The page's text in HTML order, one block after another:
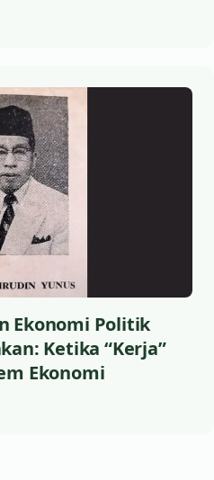
Ekonomi Politik
Ketika “Kerja”
Ekonomi